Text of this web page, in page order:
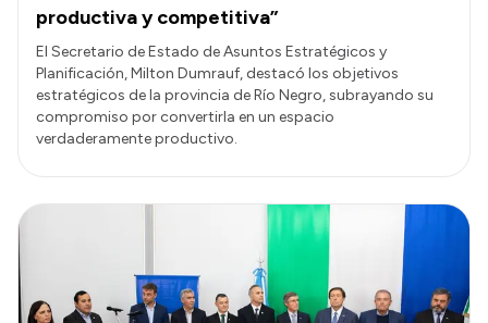
productiva y competitiva”
El Secretario de Estado de Asuntos Estratégicos y
Planificación, Milton Dumrauf, destacó los objetivos
estratégicos de la provincia de Río Negro, subrayando su
compromiso por convertirla en un espacio
verdaderamente productivo.